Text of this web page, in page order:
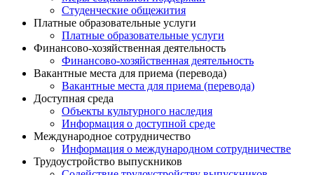
Студенческие общежития
Платные образовательные услуги
Платные образовательные услуги
Финансово-хозяйственная деятельность
Финансово-хозяйственная деятельность
Вакантные места для приема (перевода)
Вакантные места для приема (перевода)
Доступная среда
Объекты культурного наследия
Информация о доступной среде
Международное сотрудничество
Информация о международном сотрудничестве
Трудоустройство выпускников